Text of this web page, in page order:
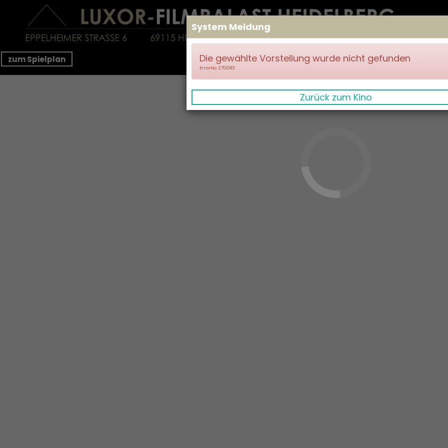
zum Spielplan
System Meldung
Die gewählte Vorstellung wurde nicht gefunden
ErrorNo. 270083
Zurück zum Kino